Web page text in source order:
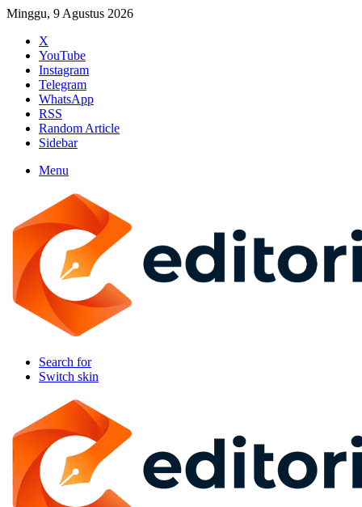
Minggu, 9 Agustus 2026
X
YouTube
Instagram
Telegram
WhatsApp
RSS
Random Article
Sidebar
Menu
Search for
Switch skin